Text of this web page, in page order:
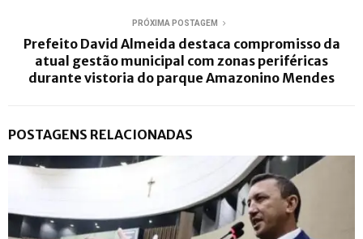
PRÓXIMA POSTAGEM
Prefeito David Almeida destaca compromisso da
atual gestão municipal com zonas periféricas
durante vistoria do parque Amazonino Mendes
POSTAGENS RELACIONADAS